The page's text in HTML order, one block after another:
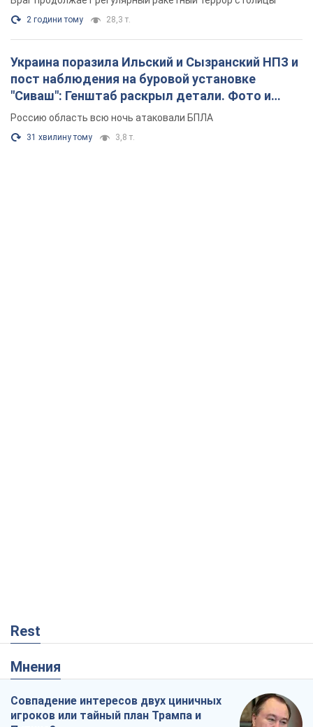
2 години тому 28,3 т.
Украина поразила Ильский и Сызранский НПЗ и
пост наблюдения на буровой установке
"Сиваш": Генштаб раскрыл детали. Фото и
видео
Россию область всю ночь атаковали БПЛА
31 хвилину тому 3,8 т.
Rest
Мнения
Совпадение интересов двух циничных
игроков или тайный план Трампа и